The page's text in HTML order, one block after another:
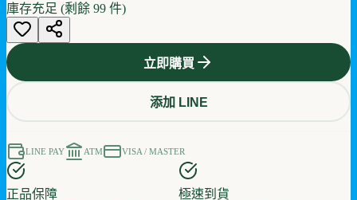
庫存充足 (剩餘 99 件)
立即購買
添加 LINE
LINE PAY ATM VISA / MASTER
正品保障
極速到貨